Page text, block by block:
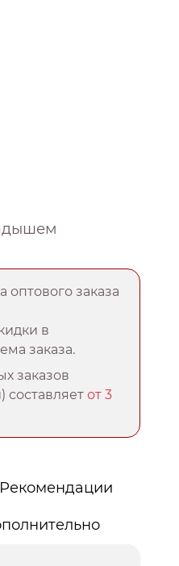
заказа
в
заказа.
заказов
составляетот 3
Рекомендации